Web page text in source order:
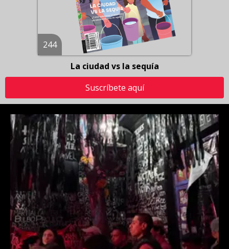
244
La ciudad vs la sequía
Suscríbete aquí